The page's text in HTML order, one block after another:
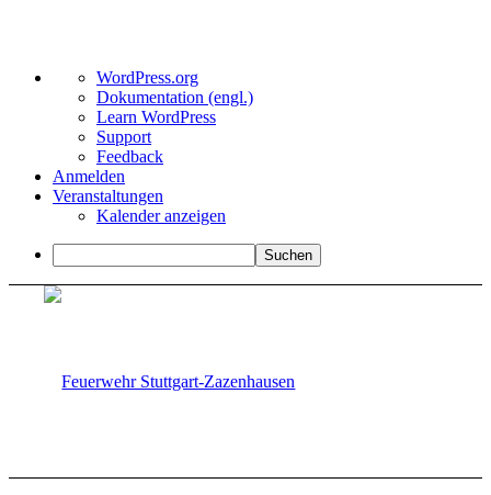
Über
WordPress
WordPress.org
Dokumentation (engl.)
Learn WordPress
Support
Feedback
Anmelden
Veranstaltungen
Kalender anzeigen
Suchen